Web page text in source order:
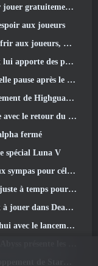
personne pour cela
aux joueurs
amusant
à jour Luna V de Genshin Impact
le traumatisme
annonce des licenciements
du « mode Bank It »
fermé
spécial Luna V
an lunaire dans Warframe
la saison de l'amour
dans Deadlock
Overwatch 1: Conquête
les montures